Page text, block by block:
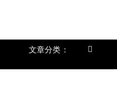
文章分类：
Toggle